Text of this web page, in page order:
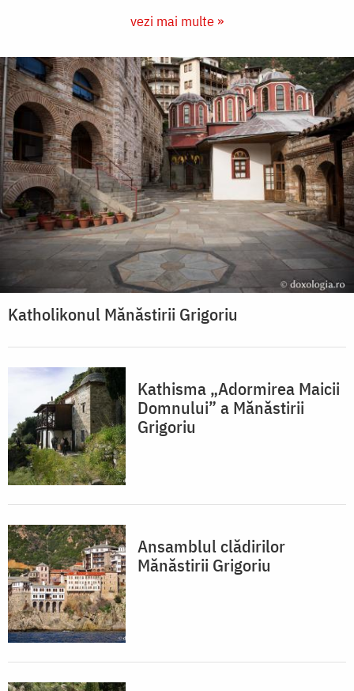
vezi mai multe »
Katholikonul Mănăstirii Grigoriu
Kathisma „Adormirea Maicii
Domnului” a Mănăstirii
Grigoriu
Ansamblul clădirilor
Mănăstirii Grigoriu